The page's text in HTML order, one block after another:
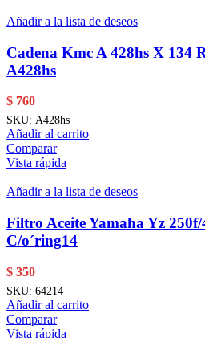
Añadir a la lista de deseos
Cadena Kmc A 428hs X 134
A428hs
$ 760
SKU: A428hs
Añadir al carrito
Comparar
Vista rápida
Añadir a la lista de deseos
Filtro Aceite Yamaha Yz
C/o´ring14
$ 350
SKU: 64214
Añadir al carrito
Comparar
Vista rápida